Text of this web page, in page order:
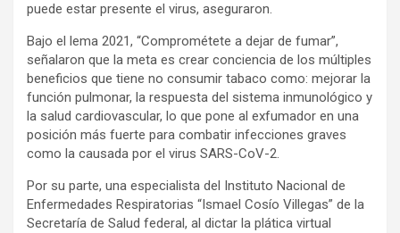
puede estar presente el virus, aseguraron.
Bajo el lema 2021, “Comprométete a dejar de fumar”,
señalaron que la meta es crear conciencia de los múltiples
beneficios que tiene no consumir tabaco como: mejorar la
función pulmonar, la respuesta del sistema inmunológico y
la salud cardiovascular, lo que pone al exfumador en una
posición más fuerte para combatir infecciones graves
como la causada por el virus SARS-CoV-2.
Por su parte, una especialista del Instituto Nacional de
Enfermedades Respiratorias “Ismael Cosío Villegas” de la
Secretaría de Salud federal, al dictar la plática virtual